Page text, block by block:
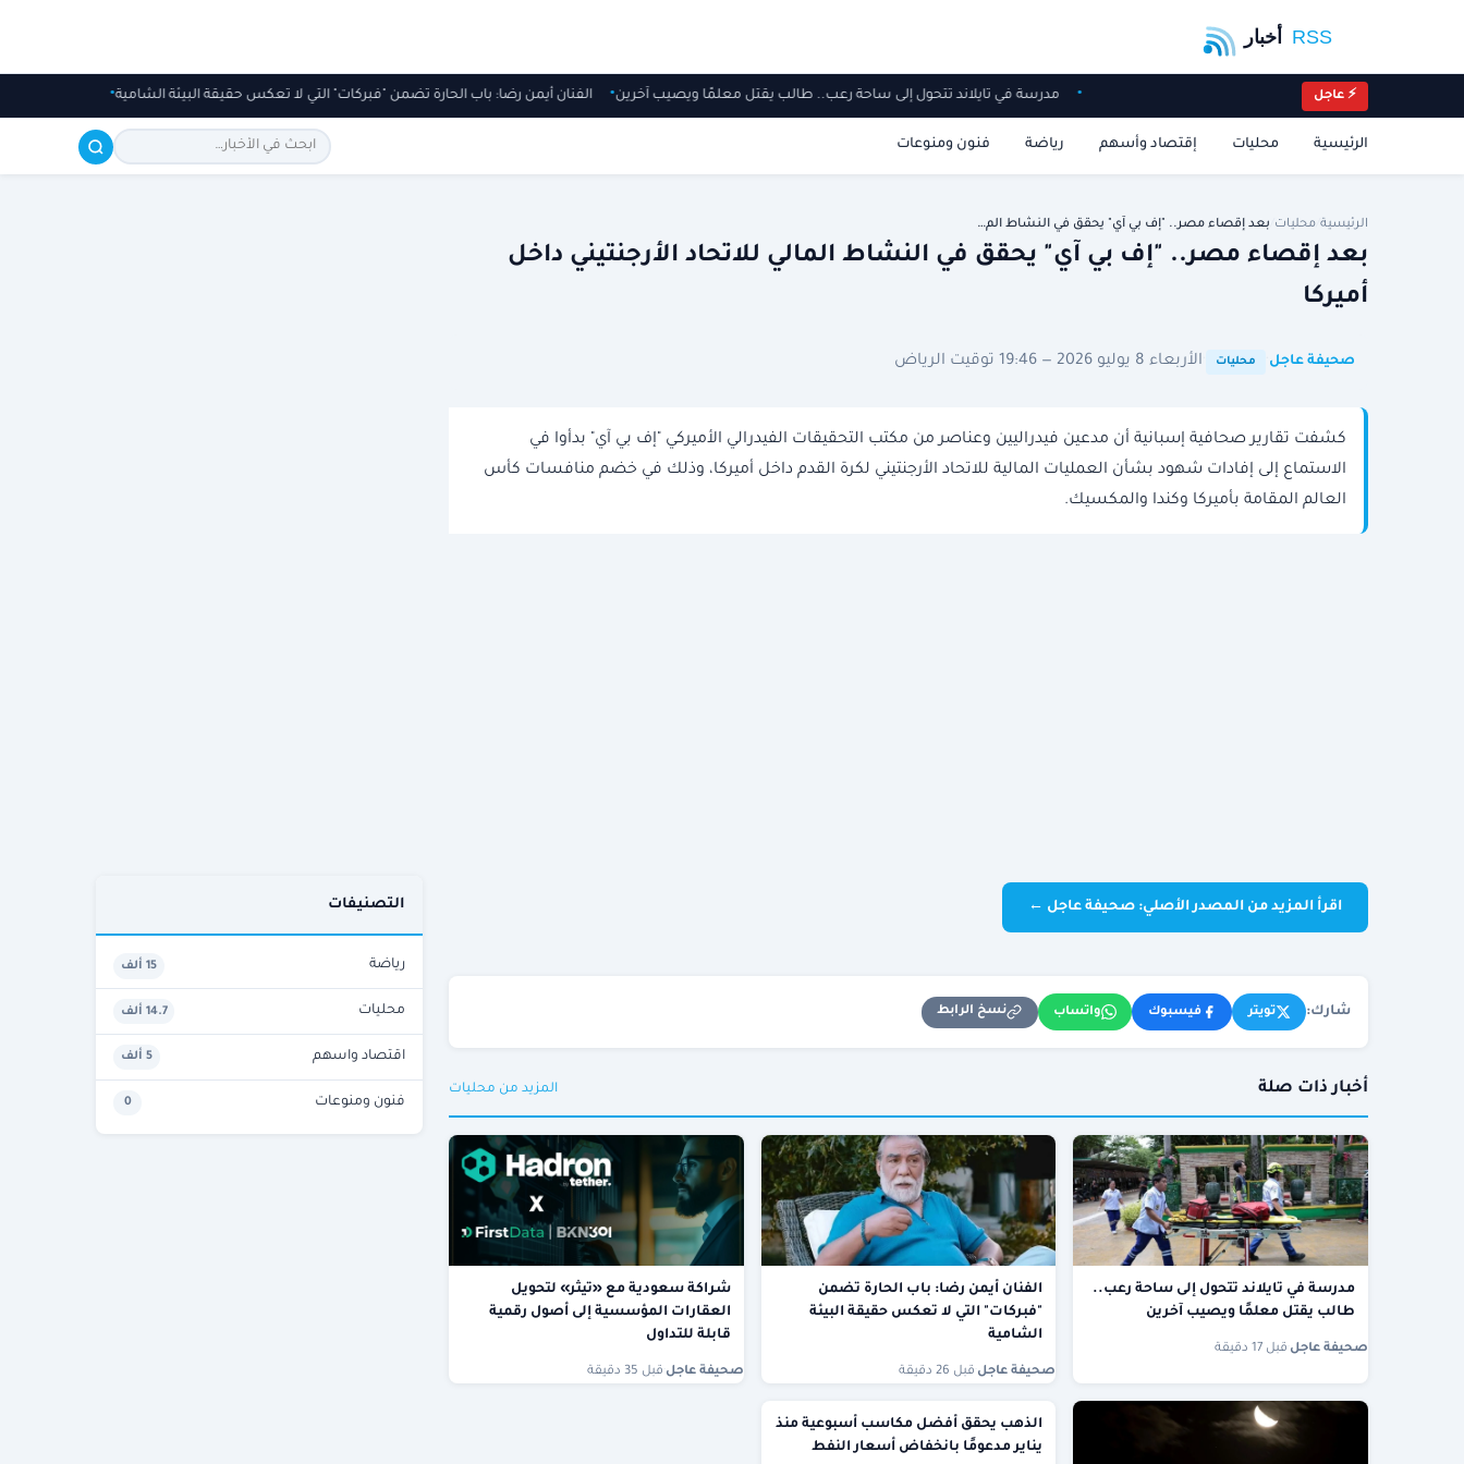
⚡ عاجل مدرسة في تايلاند تتحول إلى ساحة رعب.. طالب يقتل معلمًا ويصيب آخرين الفنان أيمن رضا: باب الحارة تضمن "فبركات" التي لا تعكس حقيقة البيئة الشامية
الرئيسية محليات إقتصاد وأسهم رياضة فنون ومنوعات
الرئيسية محليات بعد إقصاء مصر.. "إف بي آي" يحقق في النشاط الم…
بعد إقصاء مصر.. "إف بي آي" يحقق في النشاط المالي للاتحاد الأرجنتيني داخل
أميركا
صحيفة عاجل محليات الأربعاء 8 يوليو 2026 — 19:46 توقيت الرياض
كشفت تقارير صحافية إسبانية أن مدعين فيدراليين وعناصر من مكتب التحقيقات الفيدرالي الأميركي "إف بي آي" بدأوا في
الاستماع إلى إفادات شهود بشأن العمليات المالية للاتحاد الأرجنتيني لكرة القدم داخل أميركا، وذلك في خضم منافسات كأس
العالم المقامة بأميركا وكندا والمكسيك.
اقرأ المزيد من المصدر الأصلي: صحيفة عاجل ←
شارك: تويتر فيسبوك واتساب نسخ الرابط
أخبار ذات صلة المزيد من محليات
مدرسة في تايلاند تتحول إلى ساحة رعب..
طالب يقتل معلمًا ويصيب آخرين
صحيفة عاجل قبل 17 دقيقة
الفنان أيمن رضا: باب الحارة تضمن
"فبركات" التي لا تعكس حقيقة البيئة
الشامية
صحيفة عاجل قبل 26 دقيقة
شراكة سعودية مع «تيثر» لتحويل
العقارات المؤسسية إلى أصول رقمية
قابلة للتداول
صحيفة عاجل قبل 35 دقيقة
الذهب يحقق أفضل مكاسب أسبوعية منذ
يناير مدعومًا بانخفاض أسعار النفط
التصنيفات
رياضة 15 ألف
محليات 14.7 ألف
اقتصاد واسهم 5 ألف
فنون ومنوعات 0